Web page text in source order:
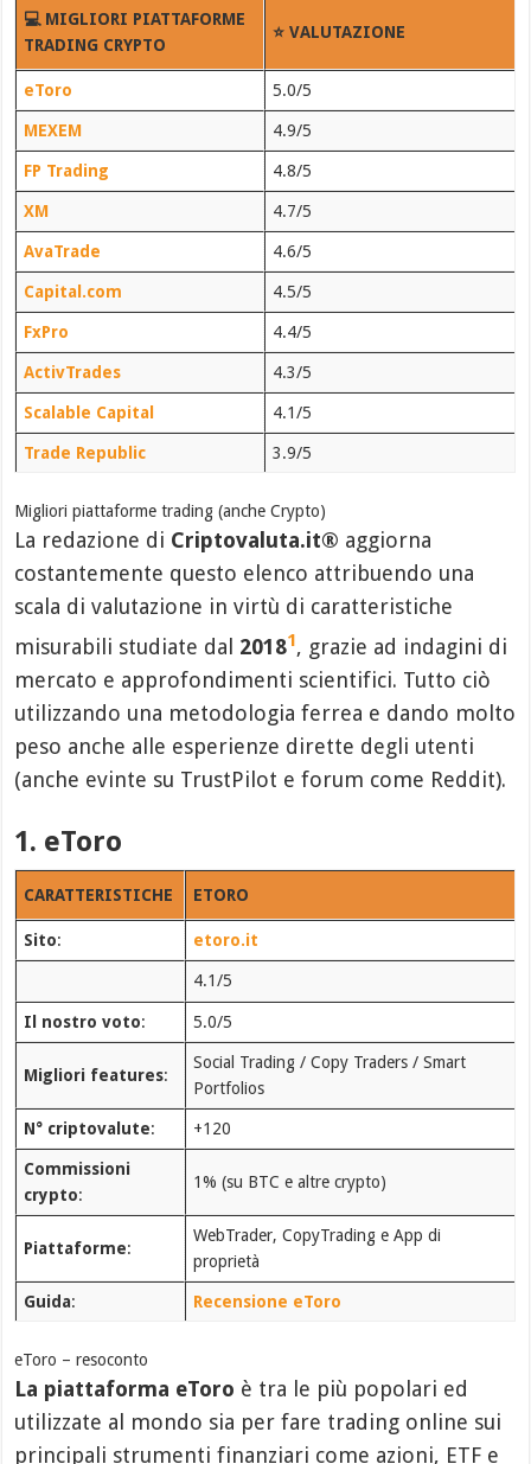
💻 MIGLIORI PIATTAFORME
TRADING CRYPTO
⭐ VALUTAZIONE
eToro 5.0/5
MEXEM 4.9/5
FP Trading 4.8/5
XM 4.7/5
AvaTrade 4.6/5
Capital.com 4.5/5
FxPro 4.4/5
ActivTrades 4.3/5
Scalable Capital 4.1/5
Trade Republic 3.9/5
Migliori piattaforme trading (anche Crypto)
La redazione di Criptovaluta.it® aggiorna
costantemente questo elenco attribuendo una
scala di valutazione in virtù di caratteristiche
misurabili studiate dal 20181, grazie ad indagini di
mercato e approfondimenti scientifici. Tutto ciò
utilizzando una metodologia ferrea e dando molto
peso anche alle esperienze dirette degli utenti
(anche evinte su TrustPilot e forum come Reddit).
1. eToro
CARATTERISTICHE ETORO
Sito: etoro.it
4.1/5
Il nostro voto: 5.0/5
Migliori features:
Social Trading / Copy Traders / Smart
Portfolios
N° criptovalute: +120
Commissioni
crypto:
1% (su BTC e altre crypto)
Piattaforme:
WebTrader, CopyTrading e App di
proprietà
Guida: Recensione eToro
eToro – resoconto
La piattaforma eToro è tra le più popolari ed
utilizzate al mondo sia per fare trading online sui
principali strumenti finanziari come azioni, ETF e